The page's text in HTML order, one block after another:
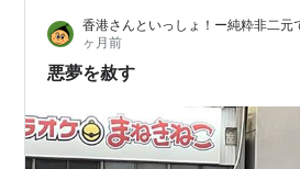
香港さんといっしょ！ー純粋非二元
ヶ月前
悪夢を赦す